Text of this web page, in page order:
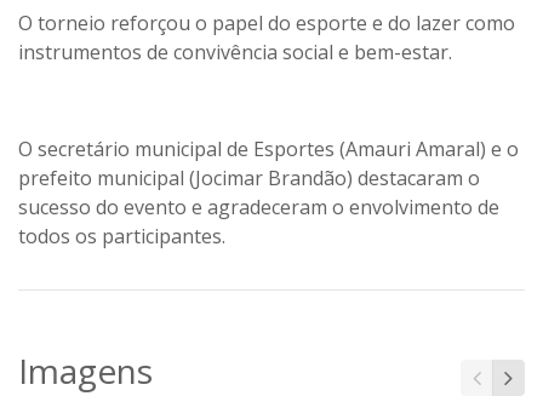
O torneio reforçou o papel do esporte e do lazer como
instrumentos de convivência social e bem-estar.
O secretário municipal de Esportes (Amauri Amaral) e o
prefeito municipal (Jocimar Brandão) destacaram o
sucesso do evento e agradeceram o envolvimento de
todos os participantes.
Imagens